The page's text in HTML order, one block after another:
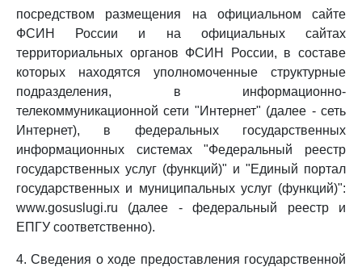
посредством размещения на официальном сайте
ФСИН России и на официальных сайтах
территориальных органов ФСИН России, в составе
которых находятся уполномоченные структурные
подразделения, в информационно-
телекоммуникационной сети "Интернет" (далее - сеть
Интернет), в федеральных государственных
информационных системах "Федеральный реестр
государственных услуг (функций)" и "Единый портал
государственных и муниципальных услуг (функций)":
www.gosuslugi.ru (далее - федеральный реестр и
ЕПГУ соответственно).
4. Сведения о ходе предоставления государственной